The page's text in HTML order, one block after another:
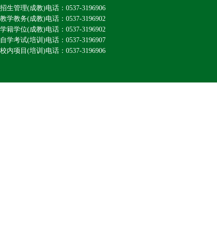
招生管理(成教)电话：0537-3196906
教学教务(成教)电话：0537-3196902
学籍学位(成教)电话：0537-3196902
自学考试(培训)电话：0537-3196907
校内项目(培训)电话：0537-3196906